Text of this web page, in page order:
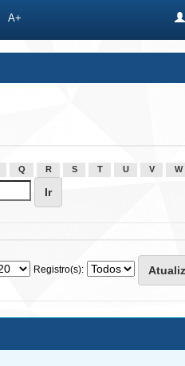
A+
Q R S T U V W
Registro(s):